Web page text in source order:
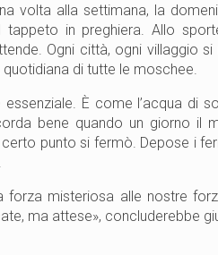
volta alla settimana, la
tappeto in preghiera. Allo
Ogni città, ogni villaggio
di tutte le moschee.
essenziale. È come l’acqua di
bene quando un giorno il
punto si fermò. Depose i
forza misteriosa alle nostre
ma attese», concluderebbe